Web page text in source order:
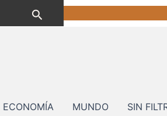
Buscar
ECONOMÍA MUNDO SIN